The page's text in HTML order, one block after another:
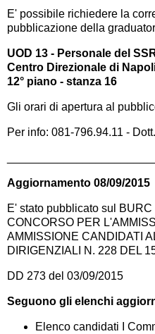
E' possibile richiedere la
pubblicazione della
UOD 13 - Personale del
Centro Direzionale di
12° piano - stanza 16
Gli orari di apertura al
Per info: 081-796.94.11 -
Aggiornamento 08/09/2015
E' stato pubblicato sul
CONCORSO PER
AMMISSIONE CANDIDATI
DIRIGENZIALI N. 228 DEL
DD 273 del 03/09/2015
Seguono gli elenchi
Elenco candidati I